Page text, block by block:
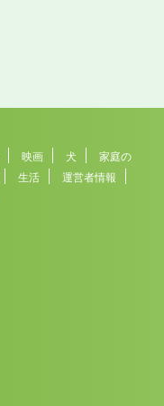
映画 犬
家庭の
生活
運営者情報